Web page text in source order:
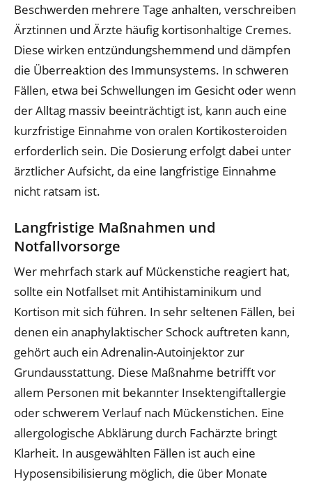
Beschwerden mehrere Tage anhalten, verschreiben
Ärztinnen und Ärzte häufig kortisonhaltige Cremes.
Diese wirken entzündungshemmend und dämpfen
die Überreaktion des Immunsystems. In schweren
Fällen, etwa bei Schwellungen im Gesicht oder wenn
der Alltag massiv beeinträchtigt ist, kann auch eine
kurzfristige Einnahme von oralen Kortikosteroiden
erforderlich sein. Die Dosierung erfolgt dabei unter
ärztlicher Aufsicht, da eine langfristige Einnahme
nicht ratsam ist.
Langfristige Maßnahmen und
Notfallvorsorge
Wer mehrfach stark auf Mückenstiche reagiert hat,
sollte ein Notfallset mit Antihistaminikum und
Kortison mit sich führen. In sehr seltenen Fällen, bei
denen ein anaphylaktischer Schock auftreten kann,
gehört auch ein Adrenalin-Autoinjektor zur
Grundausstattung. Diese Maßnahme betrifft vor
allem Personen mit bekannter Insektengiftallergie
oder schwerem Verlauf nach Mückenstichen. Eine
allergologische Abklärung durch Fachärzte bringt
Klarheit. In ausgewählten Fällen ist auch eine
Hyposensibilisierung möglich, die über Monate